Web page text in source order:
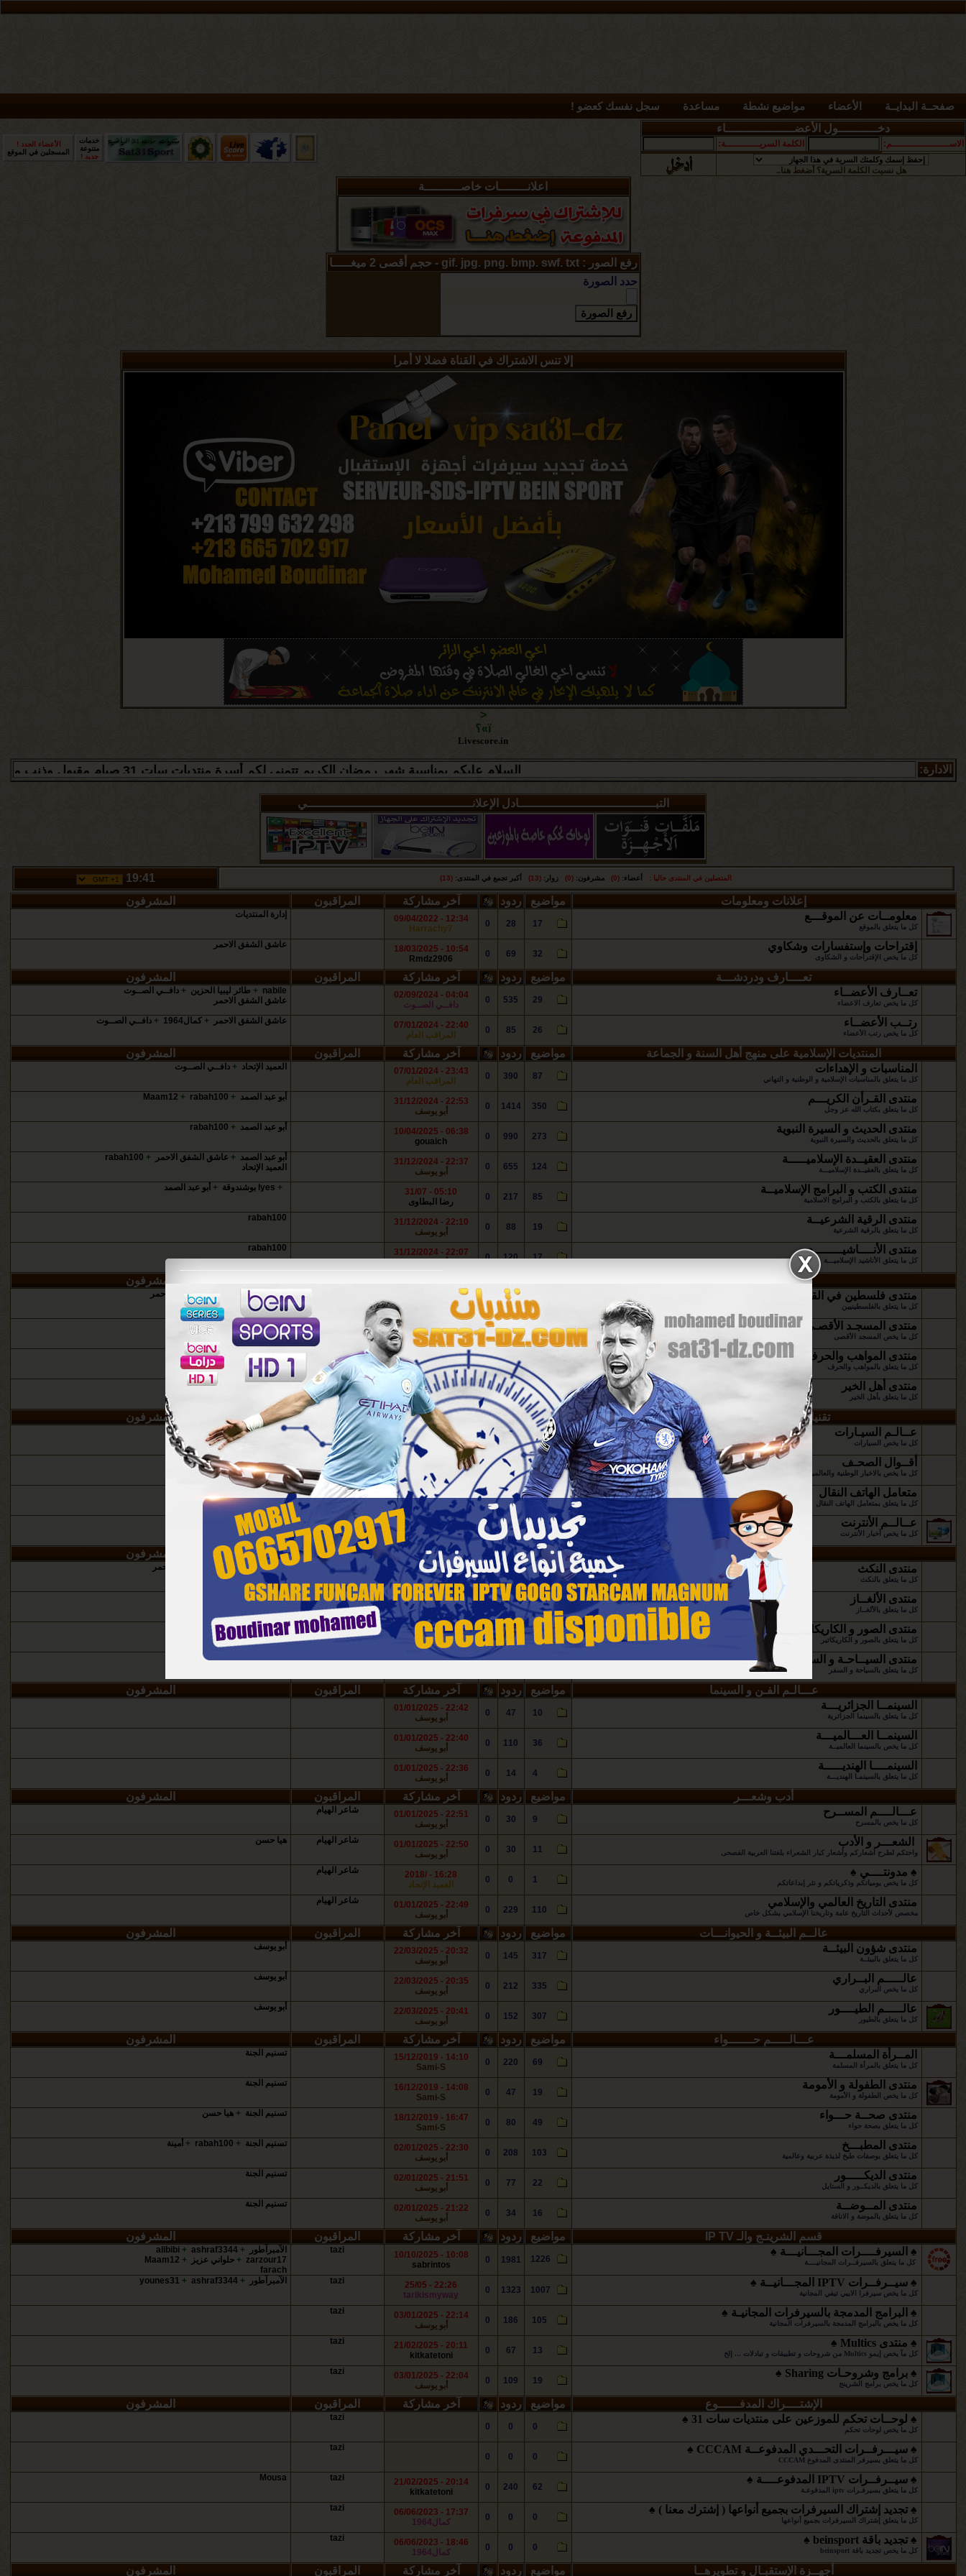
صفحــة البدايــة الأعضاء مواضيع نشطة مساعدة
سجل نفسك كعضو !
دخـــــــــــول الأعضـــــــــــــــــــاء
الاســــــــــــــــــــم: الكلمة السريــــــــــــة:
هل نسيت الكلمة السرية؟ أضغط هنا..
خدمات
متنوعة
جديد !
الأعضاء الجدد !
المسجلين في الموقع
اعلانــــــــات خاصــــــــــة
رفع الصور : gif. jpg. png. bmp. swf. txt - حجم أقصى 2 ميغـــــا
حدد الصورة
إلا تنس الاشتراك في القناة فضلا لا أمرا
<
ï»؟
Livescore.in
الادارة: السلام عليكم بمناسبة شهر رمضان الكريم تتمنى لكم أسرة منتديات سات 31 صيام مقبول وذنب مغفور ان شاء الله
التبــــــــــــــــــــــــــــــــــــــادل الإعلانــــــــــــــــــــــــــــــــــــــــــــــي
المتصلين في المنتدى حاليا : أعضاء: (0) مشرفون: (0) زوار: (13) أكبر تجمع في المنتدى: (13)
19:41
إعلانات ومعلومات
مواضيع ردود آخر مشاركة المراقبون
المشرفون
معلومــات عن الموقـــع
كل ما يتعلق بالموقع 17
28
0
12:34 - 09/04/2022
Harrachy7
إدارة المنتديات
إقتراحات وإستفسارات وشكاوي
كل ما يخص الإقتراحات و الشكاوى 32
69
0
10:54 - 18/03/2025
Rmdz2906
عاشق ‏الشفق الاحمر
تعــــارف ودردشـــة مواضيع ردود آخر مشاركة المراقبون
المشرفون
تعــارف الأعضــاء
كل ما يخص تعارف الاعضاء 29
535
0
04:04 - 02/09/2024
دافــي الصــوت
nabile
+ طائر ليبيا الحزين +دافــي الصــوت
عاشق ‏الشفق الاحمر
رتــب الأعضــاء
كل ما يخص رتب الأعضاء 26
85
0
22:40 - 07/01/2024
المراقب العام
عاشق ‏الشفق الاحمر +كمال1964 +دافــي الصــوت
المنتديات الإسلامية على منهج أهل السنة و الجماعة مواضيع ردود آخر مشاركة المراقبون
المشرفون
المناسبات و الإهداءات
كل ما يتعلق بالمناسبات الإسلامية و الوطنية و التهاني 87
390
0
23:43 - 07/01/2024
المراقب العام
العميد الإتحاد +دافــي الصــوت
منتدى القـرأن الكريـــم
كل ما يتعلق بكتاب الله عز وجل 350
1414
0
22:53 - 31/12/2024
أبو يوسف
أبو عبد الصمد +
rabah100
+
Maam12
منتدى الحديث و السيرة النبوية
كل ما يتعلق بالحديث والسيرة النبوية 273
990
0
06:38 - 10/04/2025
gouaich
أبو عبد الصمد +
rabah100
منتدى العقيــدة الإسلاميـــــة
كل ما يتعلق بالعقيــدة الإسلاميـــة 124
655
0
22:37 - 31/12/2024
أبو يوسف
أبو عبد الصمد + عاشق ‏الشفق الاحمر +
rabah100
العميد الإتحاد
منتدى الكتب و البرامج الإسلاميــة
كل ما يتعلق بالكتب و البرامج الاسلامية 85
217
0
05:10 - 31/07
رضا البطاوى
+ lyes بوشندوقة + أبو عبد الصمد
منتدى الرقية الشرعيــة
كل ما يتعلق بالرقية الشرعية 19
88
0
22:10 - 31/12/2024
أبو يوسف
rabah100
منتدى الأنــــاشيــــــــد
كل ما يتعلق الأناشيد الإسلاميـــة 17
120
0
22:07 - 31/12/2024
rabah100
منتــــدى فلسطين
المشرفون
منتدى فلسطين في القلب
كل ما يتعلق بالفلسطينيين 43
179
0
23:19 - 31/12/2024
Abu nadeem عاشق ‏الشفق الاحمر
منتدى المسجـد الأقصـى
كل ما يخص المسجد الأقصى 5
13
0
23:02 - 31/12/2024
أبو يوسف
المراقب العام
منتدى المواهب والحرف
كل ما يتعلق بالمواهب والحرف 43
0
23:01 - 31/12/2024
أبو يوسف
منتدى أهل الخير
كل ما يتعلق بأهل الخير 30
112
0
22:59 - 31/12/2024
أبو يوسف
تقنيات الإتصـال و المواصلات مواضيع ردود آخر مشاركة المراقبون
المشرفون
عــالـم السيـارات
كل ما يخص السيارات 127
292
0
22:02 - 01/01/2025
أبو يوسف
المراقب العام
أقــوال الصحـف
كل ما يخص بالاخبار الوطنية والعالمية 59
190
0
04:38 - 19/02/2022
عاشق ‏الشفق الاحمر
متعامل الهاتف النقال
كل ما يتعلق بمتعامل الهاتف النقال 11
67
0
21:56 - 01/01/2025
أبو يوسف
عــالــم الأنترنت
كل ما يخص أخبار الأنترنت 18
101
0
21:54 - 01/01/2025
أبو يوسف
قســم الترفيــــه مواضيع ردود آخر مشاركة المراقبون
المشرفون
منتدى النكث
كل ما يتعلق بالنكث 103
223
0
22:35 - 01/01/2025
أبو يوسف
Tiger_2008dz محمد لغواطي+عاشق ‏الشفق الاحمر
منتدى الألغــاز
كل ما يتعلق بالألغــاز 52
192
0
22:28 - 01/01/2025
أبو يوسف
Tiger_2008dz محمد لغواطي
منتدى الصور و الكاريكاتير
كل ما يتعلق بالصور و الكاريكاتير 33
165
0
22:19 - 01/01/2025
أبو يوسف
Tiger_2008dz محمد لغواطي
منتدى السيــاحـة و السفـر
كل ما يتعلق بالسياحة و السفر
22:12 - 01/01/2025
عـــالـم الفـن و السينما مواضيع ردود آخر مشاركة المراقبون
المشرفون
السينمــا الجزائريـــة
كل ما يتعلق بالسينما الجزائرية 10
47
0
22:42 - 01/01/2025
أبو يوسف
السينمــا العـــالميـــة
كل ما يخص بالسينما العالميــة 36
110
0
22:40 - 01/01/2025
أبو يوسف
السينمــــا الهنديـــــة
كل ما يتعلق بالسينمـا الهنديـــة 4
14
0
22:36 - 01/01/2025
أبو يوسف
أدب وشعـــر مواضيع ردود آخر مشاركة المراقبون
المشرفون
عـــالــــم المســرح
كل ما يخص بالمسرح 9
30
0
22:51 - 01/01/2025
أبو يوسف
شاعر الهيام
الشعـــر و الأدب
واحتكم لطرح أشعاركم وأشعار كبار الشعراء بلغتنا العربية الفصحى 11
30
0
22:50 - 01/01/2025
أبو يوسف
شاعر الهيام هيا حسن
♠ مدونتــــي ♠
كل ما يخص يومياتكم وذكرياتكم و نثر إبداعاتكم 1
0
0
16:28 - /2018
العميد الإتحاد
شاعر الهيام
منتدى التاريخ العالمي والإسلامي
مخصص لأحداث التاريخ عامة وتاريخنا الإسلامي بشكل خاص 110
229
0
22:49 - 01/01/2025
أبو يوسف
شاعر الهيام
عالــم البيئــة و الحيوانـــات مواضيع ردود آخر مشاركة المراقبون
المشرفون
منتدى شؤون البيئــة
كل ما يتعلق بالبيئــة 317
145
0
20:32 - 22/03/2025
أبو يوسف
أبو يوسف
عالـــــم البــراري
كل ما يخص البراري 335
212
0
20:35 - 22/03/2025
أبو يوسف
أبو يوسف
عالـــــم الطيــــور
كل ما يتعلق بالطيور 307
152
0
20:41 - 22/03/2025
أبو يوسف
أبو يوسف
عـــالـــــم حـــــــواء مواضيع ردود آخر مشاركة المراقبون
المشرفون
المــرأة المسلمـــة
كل ما يتعلق بالمرأة المسلمة 69
220
0
14:10 - 15/12/2019
Sami-S
تسنيم الجنة
منتدى الطفولة و الأمومة
كل ما يخص الطفولة و الأمومة 19
47
0
14:08 - 16/12/2019
Sami-S
تسنيم الجنة
منتدى صحــة حـــواء
كل ما يتعلق بصحة حواء 49
80
0
16:47 - 18/12/2019
Sami-S
تسنيم الجنة +هيا حسن
منتدى المطبـــخ
كل ما يتعلق بوصفات طبخ لذيذة عربية وعالمية 103
208
0
22:30 - 02/01/2025
أبو يوسف
تسنيم الجنة +
rabah100
+ أمينة
منتدى الديكـــــور
كل ما يتعلق بالديكــور و الستايل 22
77
0
21:51 - 02/01/2025
أبو يوسف
تسنيم الجنة
منتدى المــوضــة
كل ما يتعلق بالموضة و الاناقة 16
34
0
21:22 - 02/01/2025
أبو يوسف
تسنيم الجنة
قسم الشرينـج والـ IP TV مواضيع ردود آخر مشاركة المراقبون
المشرفون
♠ السيرفــــرات المجـــانيـــة ♠
كل ما يتعلق بالسيرفــرات المجانيــــة 1226
1981
0
10:08 - 10/10/2025
sabrintos
tazi الآمبرآطور +
ashraf3344
+
alibibi
zarzour17
+حلواني عزيز +
Maam12
farach
♠ سيــرفــرات IPTV المجـــانيــة ♠
كل ما يخص سيرفرا الايبي تيفي المجانية 1007
1323
0
22:26 - 25/05
tarikismyway
tazi الآمبرآطور +
ashraf3344
+
younes31
♠ البرامج المدمجة بالسيرفرات المجانيـة ♠
كل ما يخص بالبرامج المدمجة بالسيرفرات المجانية 105
186
0
22:14 - 03/01/2025
أبو يوسف
tazi
♠ منتدى Multics ♠
كل مآ يخص إيمو Multics من شروحات و تطبيقات و تبادلات ... إلخ 13
67
0
20:11 - 21/02/2025
kitkatetoni
tazi
♠ برامج وشروحـات Sharing ♠
كل ما يخص برامج الشرينج 19
109
0
22:04 - 03/01/2025
أبو يوسف
tazi
الإشتــــراك المدفــــــوع مواضيع ردود آخر مشاركة المراقبون
المشرفون
♠ لوحــات تحكم للموزعين على منتديات سات 31 ♠
كل ما يخص لوحات تحكم 0
0
0
tazi
♠ سيـــرفــرات التحـــدي المدفوعــة CCCAM ♠
كل ما يتعلق بسيرفر المنتدى المدفوع CCCAM 0
0
0
tazi
♠ سيــرفــرات IPTV المدفوعــــة ♠
كل ما يتعلق بسيرفـرات iptv المدفوعـة 62
240
0
20:14 - 21/02/2025
kitkatetoni
tazi
Mousa
♠ تجديد إشتراك السيرفرات بجميع أنواعها ( إشترك معنا ) ♠
كل ما يتعلق إشتراك السيرفرات بجميع أنواعها 0
0
0
17:37 - 06/06/2023
كمال1964
tazi
♠ تجديد باقة beinsport ♠
كل ما يخص تجديد باقة beinsport 0
0
0
18:46 - 06/06/2023
كمال1964
tazi
أجهــزة الإستقبـال و تطويرهــا مواضيع ردود آخر مشاركة المراقبون المشرفون